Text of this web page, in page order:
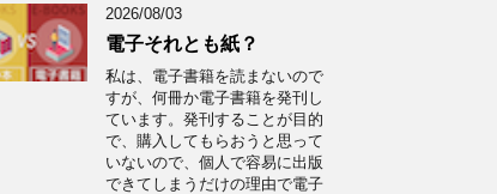
2026/08/03
電子それとも紙？
私は、電子書籍を読まないので
すが、何冊か電子書籍を発刊し
ています。発刊することが目的
で、購入してもらおうと思って
いないので、個人で容易に出版
できてしまうだけの理由で電子